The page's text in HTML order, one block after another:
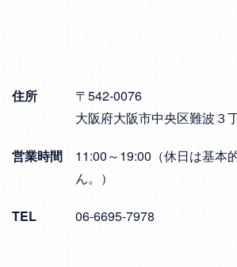
住所
〒542-0076
大阪府大阪市中央区難波３
営業時間
11:00～19:00（休日は基本
ん。）
TEL 06-6695-7978